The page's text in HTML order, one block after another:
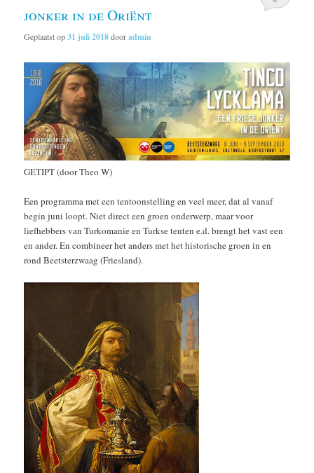
jonker in de Oriënt
Geplaatst op31 juli 2018dooradmin
GETIPT (door Theo W)
Een programma met een tentoonstelling en veel meer, dat al vanaf
begin juni loopt. Niet direct een groen onderwerp, maar voor
liefhebbers van Turkomanie en Turkse tenten e.d. brengt het vast een
en ander. En combineer het anders met het historische groen in en
rond Beetsterzwaag (Friesland).